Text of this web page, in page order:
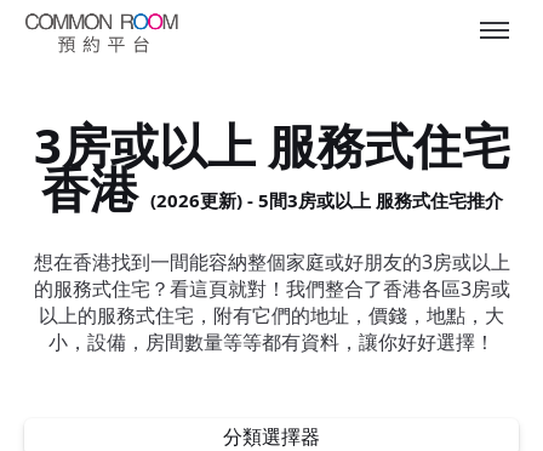
3房或以上 服務式住宅
香港(2026更新) - 5間3房或以上 服務式住宅推介
想在香港找到一間能容納整個家庭或好朋友的3房或以上
的服務式住宅？看這頁就對！我們整合了香港各區3房或
以上的服務式住宅，附有它們的地址，價錢，地點，大
小，設備，房間數量等等都有資料，讓你好好選擇！
分類選擇器